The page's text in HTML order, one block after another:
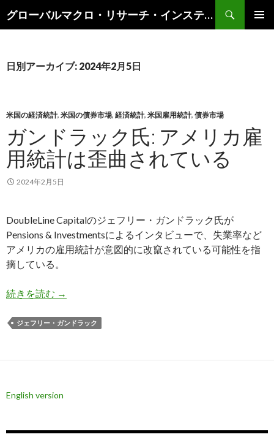
グローバルマクロ・リサーチ・インスティテュート
索
ン
キ
プ
日別アーカイブ: 2024年2月5日
米国の経済統計, 米国の債券市場, 経済統計, 米国雇用統計, 債券市場
ガンドラック氏: アメリカ雇
用統計は歪曲されている
2024年2月5日
DoubleLine Capitalのジェフリー・ガンドラック氏が
Pensions & Investmentsによるインタビューで、失業率など
アメリカの雇用統計が意図的に改竄されている可能性を指
摘している。
続きを読む ガンドラック氏: アメリカ雇用統計は歪曲されて
→
ジェフリー・ガンドラック
English version